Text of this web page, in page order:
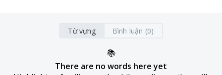
Từ vựng Bình luận (0)
📚
There are no words here yet